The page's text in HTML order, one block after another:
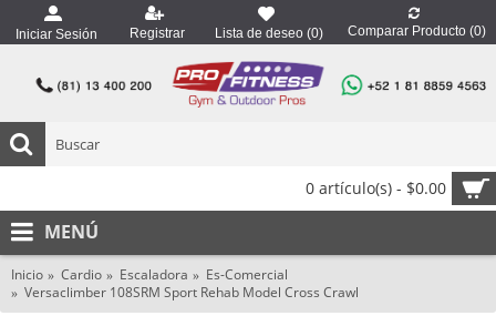
Iniciar Sesión Registrar Lista de deseo (0) Comparar Producto (0)
0 artículo(s) - $0.00
MENÚ
Inicio Cardio Escaladora
Es-Comercial
Versaclimber 108SRM Sport Rehab Model Cross Crawl